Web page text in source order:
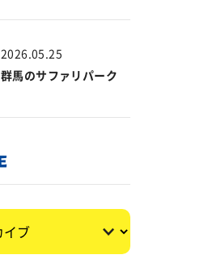
2026.05.25
群馬のサファリパーク